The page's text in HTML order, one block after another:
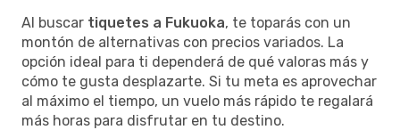
Al buscar tiquetes a Fukuoka, te toparás con un
montón de alternativas con precios variados. La
opción ideal para ti dependerá de qué valoras más y
cómo te gusta desplazarte. Si tu meta es aprovechar
al máximo el tiempo, un vuelo más rápido te regalará
más horas para disfrutar en tu destino.